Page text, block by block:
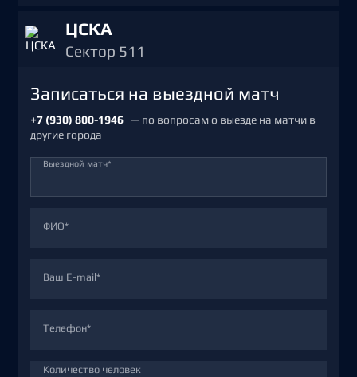
ЦСКА
Сектор 511
Записаться на выездной матч
+7 (930) 800-1946 — по вопросам о выезде на матчи в
другие города
Выездной матч*
ФИО*
Ваш E-mail*
Телефон*
Количество человек